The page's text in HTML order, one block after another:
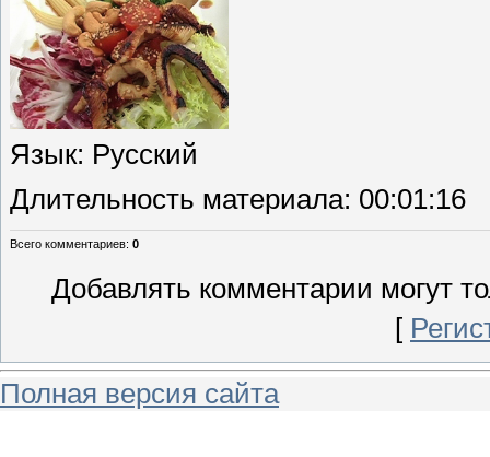
Язык: Русский
Длительность материала: 00:01:16
Всего комментариев: 0
Добавлять комментарии могут
[
Полная версия сайта